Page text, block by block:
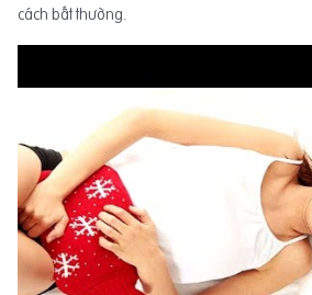
cách bất thường.